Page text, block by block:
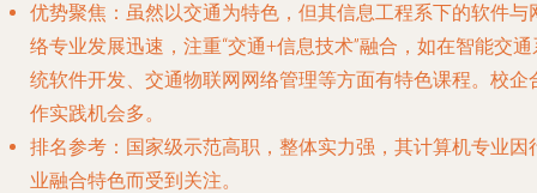
优势聚焦 ：虽然以交通为特色，但其信息工程系下的软件与
络专业发展迅速，注重“交通+信息技术”融合，如在智能交通
统软件开发、交通物联网网络管理等方面有特色课程。校企
作实践机会多。
排名参考 ：国家级示范高职，整体实力强，其计算机专业因
业融合特色而受到关注。